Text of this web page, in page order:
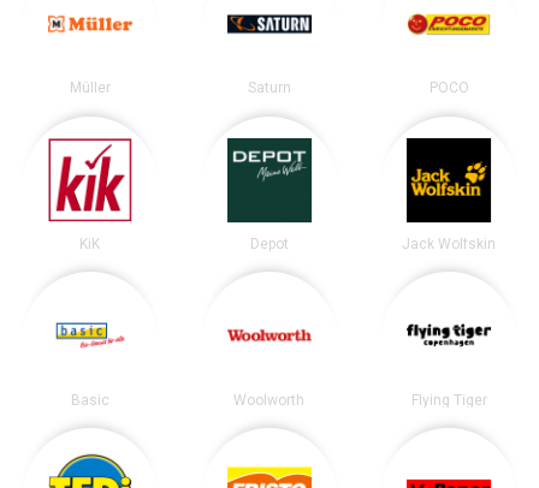
Müller Saturn POCO
KiK Depot Jack Wolfskin
Basic Woolworth Flying Tiger